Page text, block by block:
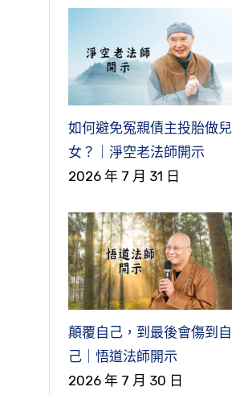
如何避免冤親債主投胎做兒
女？｜淨空老法師開示
2026 年 7 月 31 日
顛覆自己，到最後會傷到自
己｜悟道法師開示
2026 年 7 月 30 日